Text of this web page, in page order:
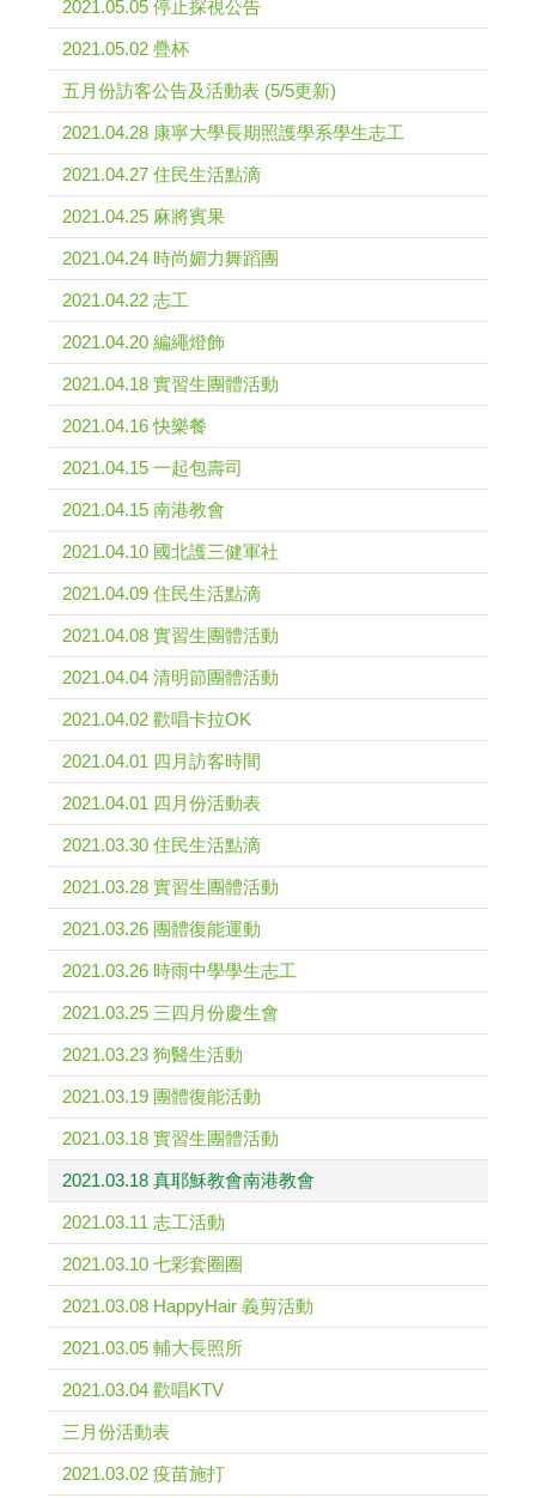
2021.05.05 停止探視公告
2021.05.02 疊杯
五月份訪客公告及活動表 (5/5更新)
2021.04.28 康寧大學長期照護學系學生志工
2021.04.27 住民生活點滴
2021.04.25 麻將賓果
2021.04.24 時尚媚力舞蹈團
2021.04.22 志工
2021.04.20 編繩燈飾
2021.04.18 實習生團體活動
2021.04.16 快樂餐
2021.04.15 一起包壽司
2021.04.15 南港教會
2021.04.10 國北護三健軍社
2021.04.09 住民生活點滴
2021.04.08 實習生團體活動
2021.04.04 清明節團體活動
2021.04.02 歡唱卡拉OK
2021.04.01 四月訪客時間
2021.04.01 四月份活動表
2021.03.30 住民生活點滴
2021.03.28 實習生團體活動
2021.03.26 團體復能運動
2021.03.26 時雨中學學生志工
2021.03.25 三四月份慶生會
2021.03.23 狗醫生活動
2021.03.19 團體復能活動
2021.03.18 實習生團體活動
2021.03.18 真耶穌教會南港教會
2021.03.11 志工活動
2021.03.10 七彩套圈圈
2021.03.08 HappyHair 義剪活動
2021.03.05 輔大長照所
2021.03.04 歡唱KTV
三月份活動表
2021.03.02 疫苗施打